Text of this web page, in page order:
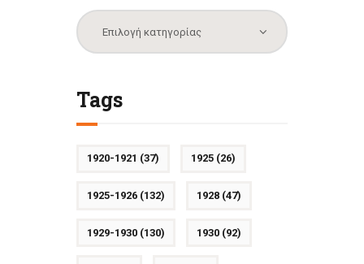
Κατηγορίες
Tags
1920-1921 (37) 1925(26)
1925-1926(132) 1928(47)
1929-1930(130) 1930(92)